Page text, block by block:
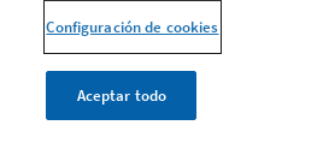
Protección de datos: tus
Configuración de cookies
Aceptar todo